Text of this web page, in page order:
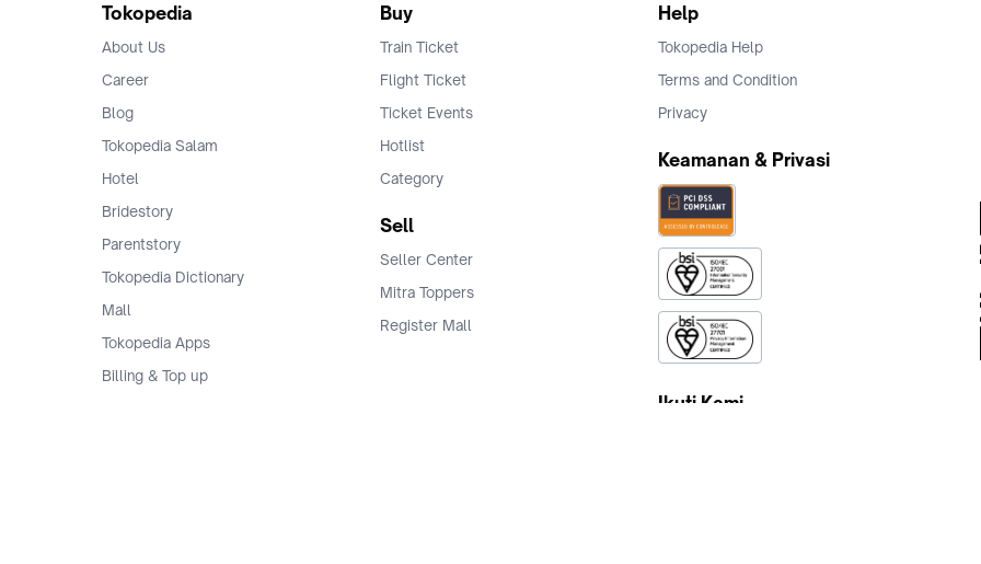
Tokopedia
About Us
Career
Blog
Tokopedia Salam
Hotel
Bridestory
Parentstory
Tokopedia Dictionary
Mall
Tokopedia Apps
Billing & Top up
Buy
Train Ticket
Flight Ticket
Ticket Events
Hotlist
Category
Sell
Seller Center
Mitra Toppers
Register Mall
Help
Tokopedia Help
Terms and Condition
Privacy
Keamanan & Privasi
Ikuti Kami